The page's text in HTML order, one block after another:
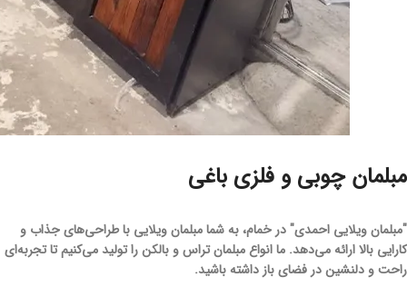
مبلمان چوبی و فلزی باغی
"مبلمان ویلایی احمدی" در خمام، به شمامبلمان ویلایی با طراحی‌های جذاب و
کارایی بالا ارائه می‌دهد. ما انواع مبلمان تراس و بالکنرا تولید می‌کنیم تا تجربه‌ای
راحت و دلنشین در فضای باز داشته باشید.